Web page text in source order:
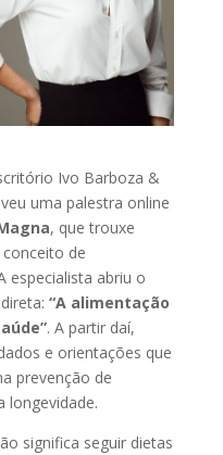
Ivo Barboza &
uma palestra online
, que trouxe
de
especialista abriu o
“A alimentação
. A partir daí,
e orientações que
prevenção de
longevidade.
significa seguir dietas